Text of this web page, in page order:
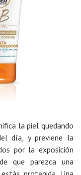
la piel quedando
día, y previene la
por la exposición
que parezca una